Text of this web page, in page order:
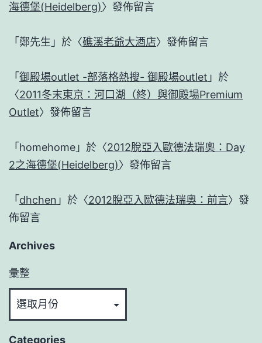
海德堡(Heidelberg)〉發佈留言
「 鄭先生 」於〈礁溪老爺大酒店〉發佈留言
「 御殿場outlet -部落格熱搜- 御殿場outlet 」於
〈2011冬末東京：河口湖（終）與御殿場Premium
Outlet〉發佈留言
「 homehome 」於〈2012脫亞入歐德法瑞奧：Day
2之海德堡(Heidelberg)〉發佈留言
「 dhchen 」於〈2012脫亞入歐德法瑞奧：前言〉發
佈留言
Archives
彙整
Categories